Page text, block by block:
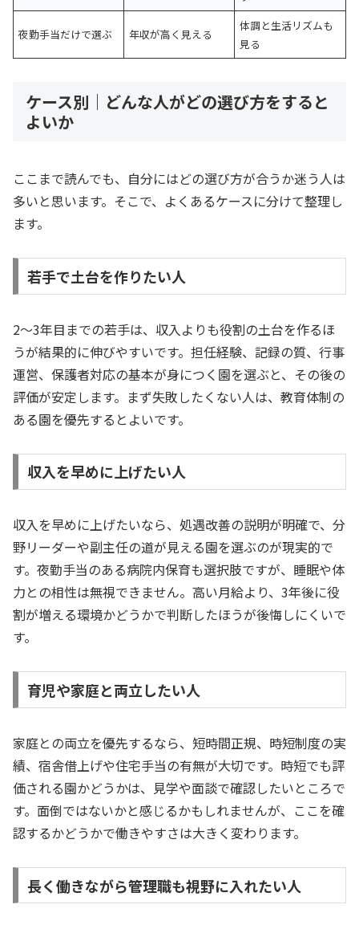
夜勤手当だけで選ぶ 年収が高く見える
体調と生活リズムも
見る
ケース別｜どんな人がどの選び方をすると
よいか
ここまで読んでも、自分にはどの選び方が合うか迷う人は
多いと思います。そこで、よくあるケースに分けて整理し
ます。
若手で土台を作りたい人
2〜3年目までの若手は、収入よりも役割の土台を作るほ
うが結果的に伸びやすいです。担任経験、記録の質、行事
運営、保護者対応の基本が身につく園を選ぶと、その後の
評価が安定します。まず失敗したくない人は、教育体制の
ある園を優先するとよいです。
収入を早めに上げたい人
収入を早めに上げたいなら、処遇改善の説明が明確で、分
野リーダーや副主任の道が見える園を選ぶのが現実的で
す。夜勤手当のある病院内保育も選択肢ですが、睡眠や体
力との相性は無視できません。高い月給より、3年後に役
割が増える環境かどうかで判断したほうが後悔しにくいで
す。
育児や家庭と両立したい人
家庭との両立を優先するなら、短時間正規、時短制度の実
績、宿舎借上げや住宅手当の有無が大切です。時短でも評
価される園かどうかは、見学や面談で確認したいところで
す。面倒ではないかと感じるかもしれませんが、ここを確
認するかどうかで働きやすさは大きく変わります。
長く働きながら管理職も視野に入れたい人